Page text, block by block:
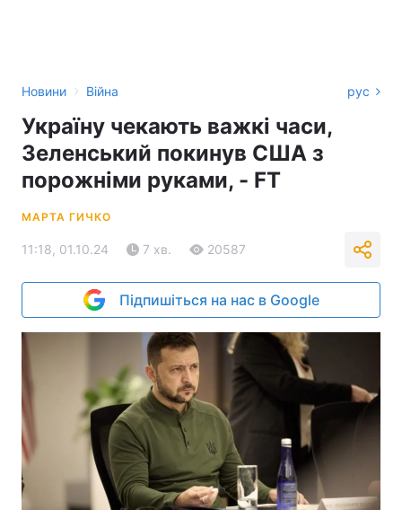
Новини › Війна рус
Україну чекають важкі часи,
Зеленський покинув США з
порожніми руками, - FT
МАРТА ГИЧКО
11:18, 01.10.24 7 хв. 20587
Підпишіться на нас в Google